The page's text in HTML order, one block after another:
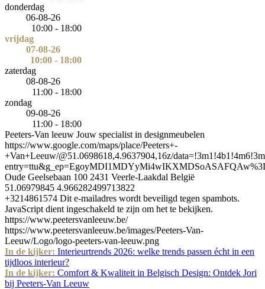
donderdag
06-08-26
10:00 - 18:00
vrijdag
07-08-26
10:00 - 18:00
zaterdag
08-08-26
11:00 - 18:00
zondag
09-08-26
11:00 - 18:00
Peeters-Van leeuw Jouw specialist in designmeubelen
https://www.google.com/maps/place/Peeters+-
+Van+Leeuw/@51.0698618,4.9637904,16z/
Oude Geelsebaan 100 2431 Veerle-Laakdal België
51.06979845 4.966282499713822
+3214861574 Dit e-mailadres wordt beveiligd tegen spambots.
JavaScript dient ingeschakeld te zijn om het te bekijken.
https://www.peetersvanleeuw.be/
https://www.peetersvanleeuw.be/images/Peeters-Van-
Leeuw/Logo/logo-peeters-van-leeuw.png
In de kijker: Interieurtrends 2026: welke trends passen écht in een
tijdloos interieur?
In de kijker: Comfort & Kwaliteit in Belgisch Design: Ontdek Jori
bij Peeters-Van Leeuw